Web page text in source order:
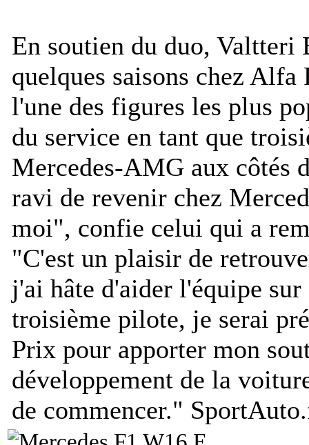
En soutien du duo, Valtteri
quelques saisons chez Alfa
l'une des figures les plus
du service en tant que
Mercedes-AMG aux côtés
ravi de revenir chez
moi", confie celui qui a
"C'est un plaisir de
j'ai hâte d'aider l'équipe
troisième pilote, je serai
Prix pour apporter mon
développement de la
de commencer."